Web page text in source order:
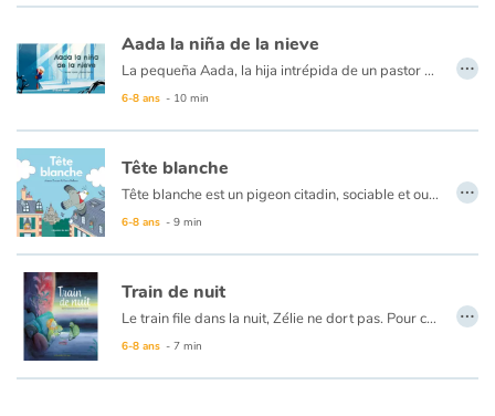
Aada la niña de la nieve
La pequeña Aada, la hija intrépida de un pastor de renos, vive en una aldea a orillas de un gran lago helado en Laponia. Un día, la niña ve un extraño movimiento cerca a la orilla, y, desafiando la prohibición de su padre, inclina su cabeza sobre el agua...
6-8 ans - 10 min
…
Tête blanche
Tête blanche est un pigeon citadin, sociable et ouvert qui vit à Paris avec toute sa bande. Tête blanche est heureux, mais il ressent comme un manque dans sa vie. Il se sent inexplicablement attiré par les humains, et ce malgré toutes les mises en garde de sa communauté. C’est alors qu’il rencontre Anouk, une petite fille qui semble bien seule... Tête blanche réussira-t-il à devenir son ami ?
6-8 ans - 9 min
…
Train de nuit
Le train file dans la nuit, Zélie ne dort pas. Pour contrer l’ennui, elle observe autour d’elle et écoute le bruit régulier des roues sur les rails. Soudain, une mélodie lointaine la pousse à se lever et la conduit jusqu’à la voiture-bar… Quel spectacle incroyable l’enfant va-t-elle découvrir ?
6-8 ans - 7 min
…